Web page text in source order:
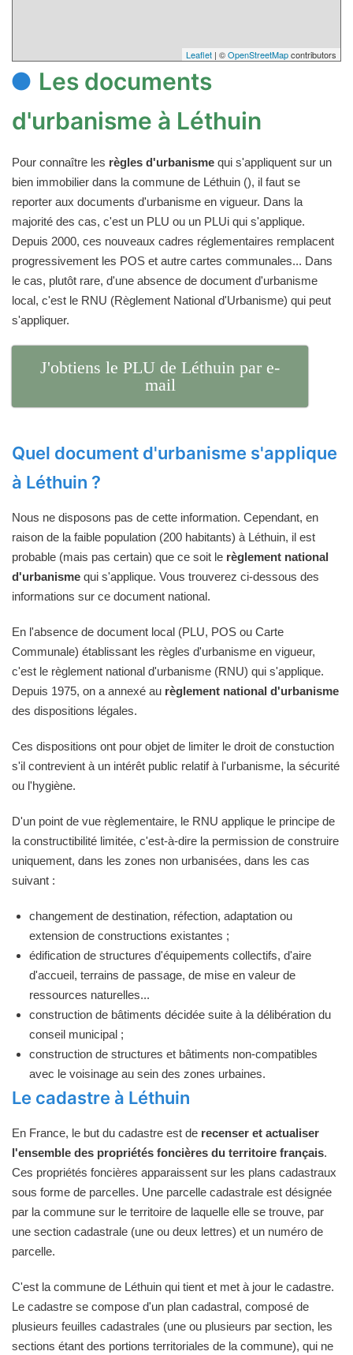
Leaflet | ©OpenStreetMapcontributors
Les documents
d'urbanisme à Léthuin
Pour connaître les règles d'urbanisme qui s'appliquent sur un
bien immobilier dans la commune de Léthuin (), il faut se
reporter aux documents d'urbanisme en vigueur. Dans la
majorité des cas, c'est un PLU ou un PLUi qui s'applique.
Depuis 2000, ces nouveaux cadres réglementaires remplacent
progressivement les POS et autre cartes communales... Dans
le cas, plutôt rare, d'une absence de document d'urbanisme
local, c'est le RNU (Règlement National d'Urbanisme) qui peut
s'appliquer.
J'obtiens le PLU de Léthuin par e-
mail
Quel document d'urbanisme s'applique
à Léthuin ?
Nous ne disposons pas de cette information. Cependant, en
raison de la faible population (200 habitants) à Léthuin, il est
probable (mais pas certain) que ce soit le règlement national
d'urbanisme qui s'applique. Vous trouverez ci-dessous des
informations sur ce document national.
En l'absence de document local (PLU, POS ou Carte
Communale) établissant les règles d'urbanisme en vigueur,
c'est le règlement national d'urbanisme (RNU) qui s'applique.
Depuis 1975, on a annexé au règlement national d'urbanisme
des dispositions légales.
Ces dispositions ont pour objet de limiter le droit de constuction
s'il contrevient à un intérêt public relatif à l'urbanisme, la sécurité
ou l'hygiène.
D'un point de vue règlementaire, le RNU applique le principe de
la constructibilité limitée, c'est-à-dire la permission de construire
uniquement, dans les zones non urbanisées, dans les cas
suivant :
changement de destination, réfection, adaptation ou
extension de constructions existantes ;
édification de structures d'équipements collectifs, d'aire
d'accueil, terrains de passage, de mise en valeur de
ressources naturelles...
construction de bâtiments décidée suite à la délibération du
conseil municipal ;
construction de structures et bâtiments non-compatibles
avec le voisinage au sein des zones urbaines.
Le cadastre à Léthuin
En France, le but du cadastre est de recenser et actualiser
l'ensemble des propriétés foncières du territoire français.
Ces propriétés foncières apparaissent sur les plans cadastraux
sous forme de parcelles. Une parcelle cadastrale est désignée
par la commune sur le territoire de laquelle elle se trouve, par
une section cadastrale (une ou deux lettres) et un numéro de
parcelle.
C'est la commune de Léthuin qui tient et met à jour le cadastre.
Le cadastre se compose d'un plan cadastral, composé de
plusieurs feuilles cadastrales (une ou plusieurs par section, les
sections étant des portions territoriales de la commune), qui ne